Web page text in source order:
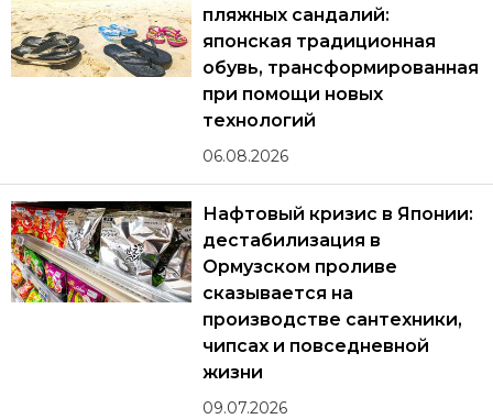
пляжных сандалий:
японская традиционная
обувь, трансформированная
при помощи новых
технологий
06.08.2026
Нафтовый кризис в Японии:
дестабилизация в
Ормузском проливе
сказывается на
производстве сантехники,
чипсах и повседневной
жизни
09.07.2026